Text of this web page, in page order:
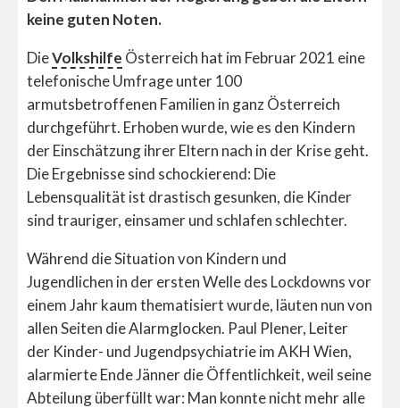
keine guten Noten.
DieVolkshilfe Österreich hat im Februar 2021 eine
telefonische Umfrage unter 100
armutsbetroffenen Familien in ganz Österreich
durchgeführt. Erhoben wurde, wie es den Kindern
der Einschätzung ihrer Eltern nach in der Krise geht.
Die Ergebnisse sind schockierend: Die
Lebensqualität ist drastisch gesunken, die Kinder
sind trauriger, einsamer und schlafen schlechter.
Während die Situation von Kindern und
Jugendlichen in der ersten Welle des Lockdowns vor
einem Jahr kaum thematisiert wurde, läuten nun von
allen Seiten die Alarmglocken. Paul Plener, Leiter
der Kinder- und Jugendpsychiatrie im AKH Wien,
alarmierte Ende Jänner die Öffentlichkeit, weil seine
Abteilung überfüllt war: Man konnte nicht mehr alle